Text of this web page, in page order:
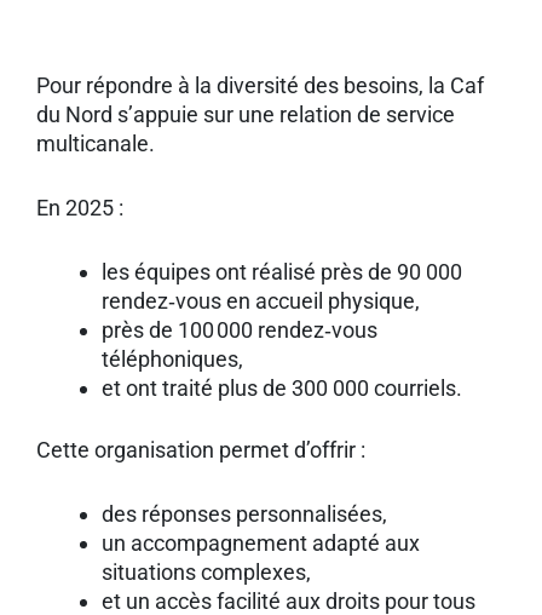
Pour répondre à la diversité des besoins, la Caf
du Nord s’appuie sur une relation de service
multicanale.
En 2025 :
les équipes ont réalisé près de 90 000
rendez‑vous en accueil physique,
près de 100 000 rendez‑vous
téléphoniques,
et ont traité plus de 300 000 courriels.
Cette organisation permet d’offrir :
des réponses personnalisées,
un accompagnement adapté aux
situations complexes,
et un accès facilité aux droits pour tous